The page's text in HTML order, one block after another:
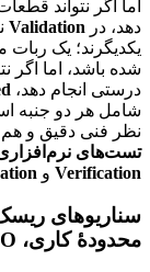
اما اگر نتواند
دهد، در Validation
یکدیگرند؛ یک
شده باشد، اما اگر
درستی انجام دهد،
شامل هر دو جنبه
نظر فنی دقیق و
تست‌های
Verification و
محدودهٔ کاری، LOTO